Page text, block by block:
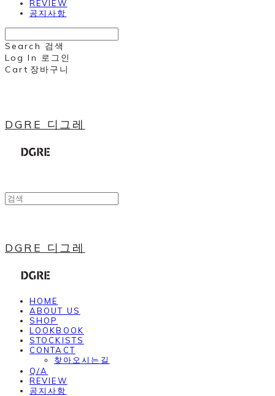
REVIEW
공지사항
Search 검색
Log In 로그인
Cart 장바구니
DGRE 디그레
DGRE 디그레
HOME
ABOUT US
SHOP
LOOKBOOK
STOCKISTS
CONTACT
찾아오시는길
Q/A
REVIEW
공지사항